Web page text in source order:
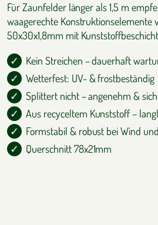
Für Zaunfelder länger als 1,5 m
waagerechte Konstruktionselemente
50x30x1,8mm mit
Kein Streichen – dauerhaft
Wetterfest: UV- & frostbeständig
Splittert nicht – angenehm &
Aus recyceltem Kunststoff –
Formstabil & robust bei Wind
Querschnitt 78x21mm